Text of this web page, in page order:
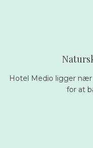
Hotel Medio ligger
for at